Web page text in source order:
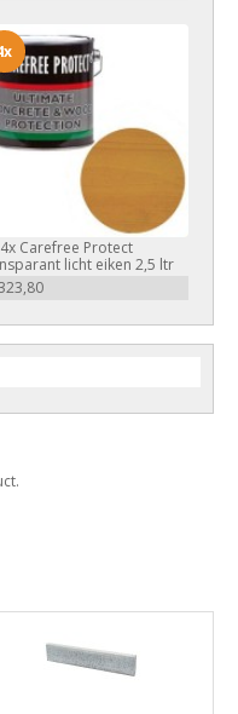
4xCarefree Protect
licht eiken 2,5 ltr